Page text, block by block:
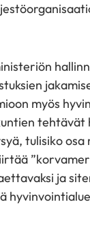
myös
tehtävät
tulisiko osa
ja